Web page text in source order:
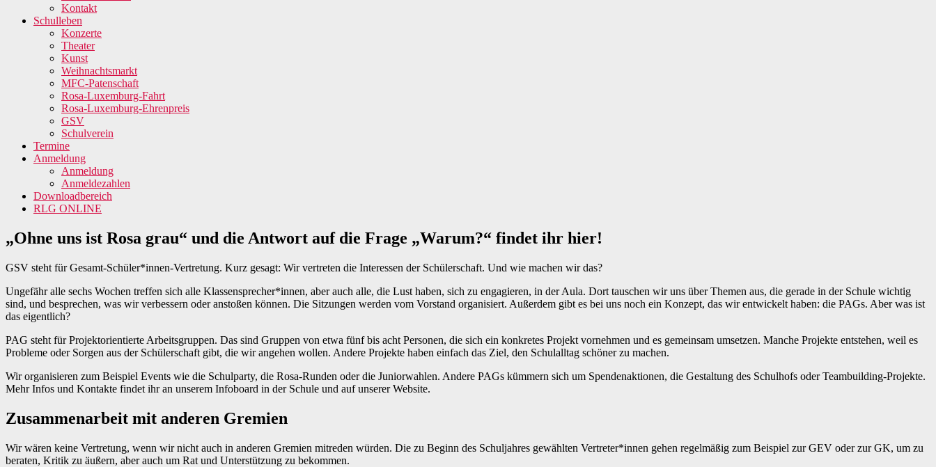
Kontakt
Schulleben
Konzerte
Theater
Kunst
Weihnachtsmarkt
MFC-Patenschaft
Rosa-Luxemburg-Fahrt
Rosa-Luxemburg-Ehrenpreis
GSV
Schulverein
Termine
Anmeldung
Anmeldung
Anmeldezahlen
Downloadbereich
RLG ONLINE
„Ohne uns ist Rosa grau“ und die Antwort auf die Frage „Warum?“ findet ihr hier!
GSV steht für Gesamt-Schüler*innen-Vertretung. Kurz gesagt: Wir vertreten die Interessen der Schülerschaft. Und wie machen wir das?
Ungefähr alle sechs Wochen treffen sich alle Klassensprecher*innen, aber auch alle, die Lust haben, sich zu engagieren, in der Aula. Dort tauschen wir uns über Themen aus, die gerade in der Schule wichtig
sind, und besprechen, was wir verbessern oder anstoßen können. Die Sitzungen werden vom Vorstand organisiert. Außerdem gibt es bei uns noch ein Konzept, das wir entwickelt haben: die PAGs. Aber was ist
das eigentlich?
PAG steht für Projektorientierte Arbeitsgruppen. Das sind Gruppen von etwa fünf bis acht Personen, die sich ein konkretes Projekt vornehmen und es gemeinsam umsetzen. Manche Projekte entstehen, weil es
Probleme oder Sorgen aus der Schülerschaft gibt, die wir angehen wollen. Andere Projekte haben einfach das Ziel, den Schulalltag schöner zu machen.
Wir organisieren zum Beispiel Events wie die Schulparty, die Rosa-Runden oder die Juniorwahlen. Andere PAGs kümmern sich um Spendenaktionen, die Gestaltung des Schulhofs oder Teambuilding-Projekte.
Mehr Infos und Kontakte findet ihr an unserem Infoboard in der Schule und auf unserer Website.
Zusammenarbeit mit anderen Gremien
Wir wären keine Vertretung, wenn wir nicht auch in anderen Gremien mitreden würden. Die zu Beginn des Schuljahres gewählten Vertreter*innen gehen regelmäßig zum Beispiel zur GEV oder zur GK, um zu
beraten, Kritik zu äußern, aber auch um Rat und Unterstützung zu bekommen.